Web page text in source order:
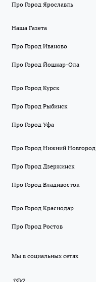
Про Город Ярославль
Наша Газета
Про Город Иваново
Про Город Йошкар-Ола
Про Город Курск
Про Город Рыбинск
Про Город Уфа
Про Город Нижний Новгород
Про Город Дзержинск
Про Город Владивосток
Про Город Краснодар
Про Город Ростов
Мы в социальных сетях